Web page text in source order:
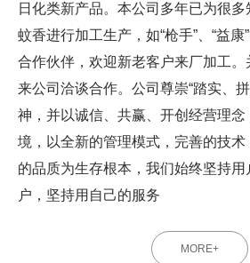
日化类新产品。本公司多年已为很多
蚊香进行加工生产，如“枪手”、“益
合作伙伴，欢迎新老客户来厂加工。
来公司洽谈合作。公司尊崇“踏实、
神，并以诚信、共赢、开创经营理
境，以全新的管理模式，完善的技
的品质为生存根本，我们始终坚持
户，坚持用自己的服务
MORE+